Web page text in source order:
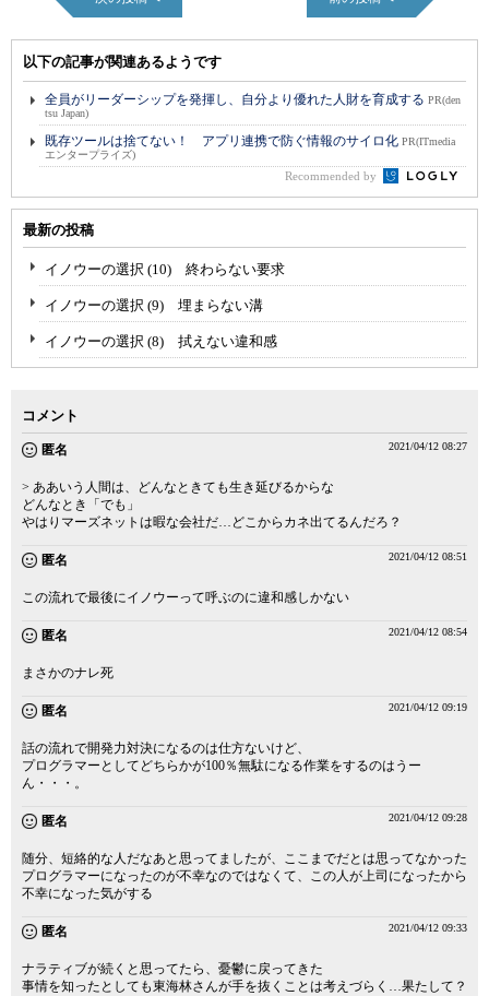
以下の記事が関連あるようです
全員がリーダーシップを発揮し、自分より優れた人財を育成する PR(den
tsu Japan)
既存ツールは捨てない！ アプリ連携で防ぐ情報のサイロ化 PR(ITmedia
エンタープライズ)
Recommended by
最新の投稿
イノウーの選択 (10) 終わらない要求
イノウーの選択 (9) 埋まらない溝
イノウーの選択 (8) 拭えない違和感
コメント
匿名 2021/04/12 08:27
> ああいう人間は、どんなときても生き延びるからな
どんなとき「でも」
やはりマーズネットは暇な会社だ…どこからカネ出てるんだろ？
匿名 2021/04/12 08:51
この流れで最後にイノウーって呼ぶのに違和感しかない
匿名 2021/04/12 08:54
まさかのナレ死
匿名 2021/04/12 09:19
話の流れで開発力対決になるのは仕方ないけど、
プログラマーとしてどちらかが100％無駄になる作業をするのはうー
ん・・・。
匿名 2021/04/12 09:28
随分、短絡的な人だなあと思ってましたが、ここまでだとは思ってなかった
プログラマーになったのが不幸なのではなくて、この人が上司になったから
不幸になった気がする
匿名 2021/04/12 09:33
ナラティブが続くと思ってたら、憂鬱に戻ってきた
事情を知ったとしても東海林さんが手を抜くことは考えづらく…果たして？